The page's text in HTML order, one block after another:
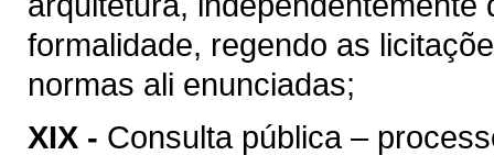
formalidade, regendo as
normas ali enunciadas;
XIX - Consulta pública –